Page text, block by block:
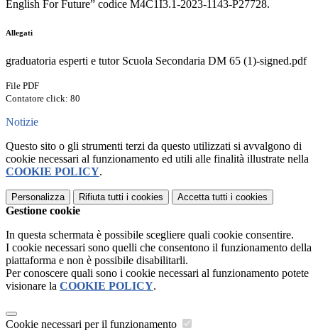
English For Future” codice M4C1I3.1-2023-1143-P27728.
Allegati
graduatoria esperti e tutor Scuola Secondaria DM 65 (1)-signed.pdf
File PDF
Contatore click: 80
Notizie
Questo sito o gli strumenti terzi da questo utilizzati si avvalgono di
cookie necessari al funzionamento ed utili alle finalità illustrate nella
COOKIE POLICY.
Personalizza Rifiuta tutti i cookies Accetta tutti i cookies
Gestione cookie
In questa schermata è possibile scegliere quali cookie consentire.
I cookie necessari sono quelli che consentono il funzionamento della
piattaforma e non è possibile disabilitarli.
Per conoscere quali sono i cookie necessari al funzionamento potete
visionare la COOKIE POLICY.
Cookie necessari per il funzionamento